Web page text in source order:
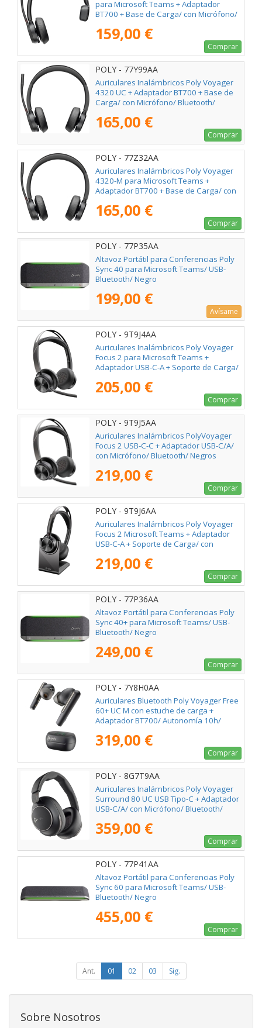
para Microsoft Teams + Adaptador
BT700 + Base de Carga/ con Micrófono/
159,00 €
Comprar
POLY - 77Y99AA
Auriculares Inalámbricos Poly Voyager
4320 UC + Adaptador BT700 + Base de
Carga/ con Micrófono/ Bluetooth/
165,00 €
Comprar
POLY - 77Z32AA
Auriculares Inalámbricos Poly Voyager
4320-M para Microsoft Teams +
Adaptador BT700 + Base de Carga/ con
165,00 €
Comprar
POLY - 77P35AA
Altavoz Portátil para Conferencias Poly
Sync 40 para Microsoft Teams/ USB-
Bluetooth/ Negro
199,00 €
Avísame
POLY - 9T9J4AA
Auriculares Inalámbricos Poly Voyager
Focus 2 para Microsoft Teams +
Adaptador USB-C-A + Soporte de Carga/
205,00 €
Comprar
POLY - 9T9J5AA
Auriculares Inalámbricos PolyVoyager
Focus 2 USB-C-C + Adaptador USB-C/A/
con Micrófono/ Bluetooth/ Negros
219,00 €
Comprar
POLY - 9T9J6AA
Auriculares Inalámbricos Poly Voyager
Focus 2 Microsoft Teams + Adaptador
USB-C-A + Soporte de Carga/ con
219,00 €
Comprar
POLY - 77P36AA
Altavoz Portátil para Conferencias Poly
Sync 40+ para Microsoft Teams/ USB-
Bluetooth/ Negro
249,00 €
Comprar
POLY - 7Y8H0AA
Auriculares Bluetooth Poly Voyager Free
60+ UC M con estuche de carga +
Adaptador BT700/ Autonomía 10h/
319,00 €
Comprar
POLY - 8G7T9AA
Auriculares Inalámbricos Poly Voyager
Surround 80 UC USB Tipo-C + Adaptador
USB-C/A/ con Micrófono/ Bluetooth/
359,00 €
Comprar
POLY - 77P41AA
Altavoz Portátil para Conferencias Poly
Sync 60 para Microsoft Teams/ USB-
Bluetooth/ Negro
455,00 €
Comprar
Ant. 01 02 03 Sig.
Sobre Nosotros